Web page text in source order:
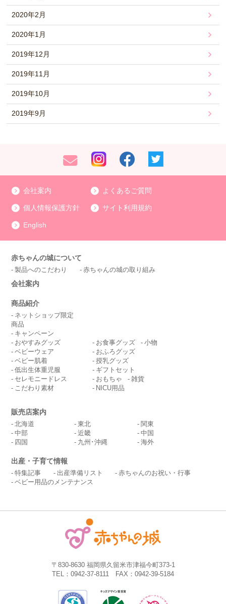
2020年2月
2020年1月
2019年12月
2019年11月
2019年10月
2019年9月
会社案内 よくあるご質問
個人情報保護方針 サイト利用規約
English
赤ちゃんの城について
製品へのこだわり 赤ちゃんの城の取り組み
会社案内
商品紹介
ネットショップ限定
商品
キャンペーン
おやすみグッズ
ベビーウェア
ベビー肌着
低出生体重児服
セレモニードレス
こだわり素材
お食事グッズ
小物
おふろグッズ
授乳グッズ
ギフトセット
おもちゃ
雑貨
NICU用品
販売店案内
北海道 東北
関東
中部
近畿
中国
四国
九州･沖縄 海外
出産・子育て情報
特集記事 出産準備リスト
赤ちゃんのお祝い・行事
ベビー用品のメンテナンス
〒830-8630 福岡県久留米市津福今町373-1
TEL：0942-37-8111 FAX：0942-39-5184